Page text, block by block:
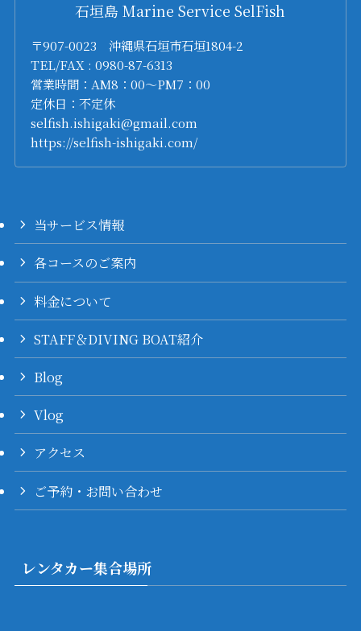
石垣島 Marine Service SelFish
〒907-0023 沖縄県石垣市石垣1804-2
TEL/FAX : 0980-87-6313
営業時間：AM8：00～PM7：00
定休日：不定休
selfish.ishigaki@gmail.com
https://selfish-ishigaki.com/
当サービス情報
各コースのご案内
料金について
STAFF＆DIVING BOAT紹介
Blog
Vlog
アクセス
ご予約・お問い合わせ
レンタカー集合場所